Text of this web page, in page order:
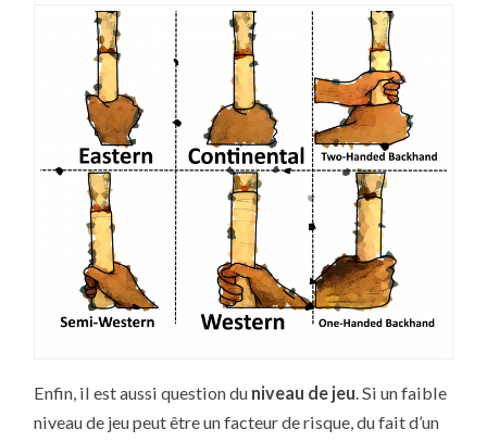
Enfin, il est aussi question du niveau de jeu. Si un faible
niveau de jeu peut être un facteur de risque, du fait d’un